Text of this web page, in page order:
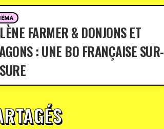
FARMER & DONJONS ET
: UNE BO FRANÇAISE SUR-